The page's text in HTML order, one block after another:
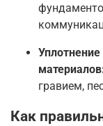
гравием,
Как